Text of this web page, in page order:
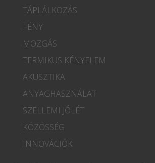
TÁPLÁLKOZÁS
FÉNY
MOZGÁS
TERMIKUS KÉNYELEM
AKUSZTIKA
ANYAGHASZNÁLAT
SZELLEMI JÓLÉT
KÖZÖSSÉG
INNOVÁCIÓK